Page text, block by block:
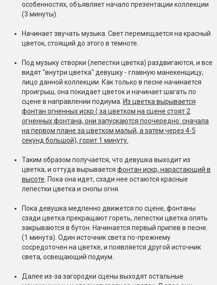
особенностях, объявляет начало презентации коллекции
(3 минуты).
Начинает звучать музыка. Свет перемещается на красный
цветок, стоящий до этого в темноте.
Под музыку створки (лепестки цветка) раздвигаются, и все
видят "внутри цветка" девушку - главную манекенщицу,
лицо данной коллекции. Как только в песне начинается
проигрыш, она покидает цветок и начинает шагать по
сцене в направлении подиума. Из цветка вырывается
фонтан огненных искр ( за цветком на сцене стоят 2
огненных фонтана, они запускаются поочередно: сначала
на первом плане за цветком малый, а затем через 4-5
секунд большой), горит 1 минуту.
Таким образом получается, что девушка выходит из
цветка, и оттуда вырывается фонтан искр, нарастающий в
высоте. Пока она идет, сзади нее остаются красные
лепестки цветка и снопы огня.
Пока девушка медленно движется по сцене, фонтаны
сзади цветка прекращают гореть, лепестки цветка опять
закрываются в бутон. Начинается первый припев в песне.
(1 минута). Один источник света по-прежнему
сосредоточен на цветке, и появляется другой источник
света, освещающий подиум.
Далее из-за загородки сцены выходят остальные